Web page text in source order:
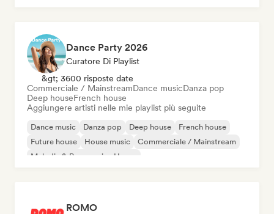
Dance Party 2026
Curatore Di Playlist
&gt; 3600 risposte date
Commerciale / MainstreamDance musicDanza pop
Deep houseFrench house
Aggiungere artisti nelle mie playlist più seguite
Dance music Danza pop Deep house
French house
Future house
House music
Commerciale / Mainstream
Melodic & Progressive House
ROMO